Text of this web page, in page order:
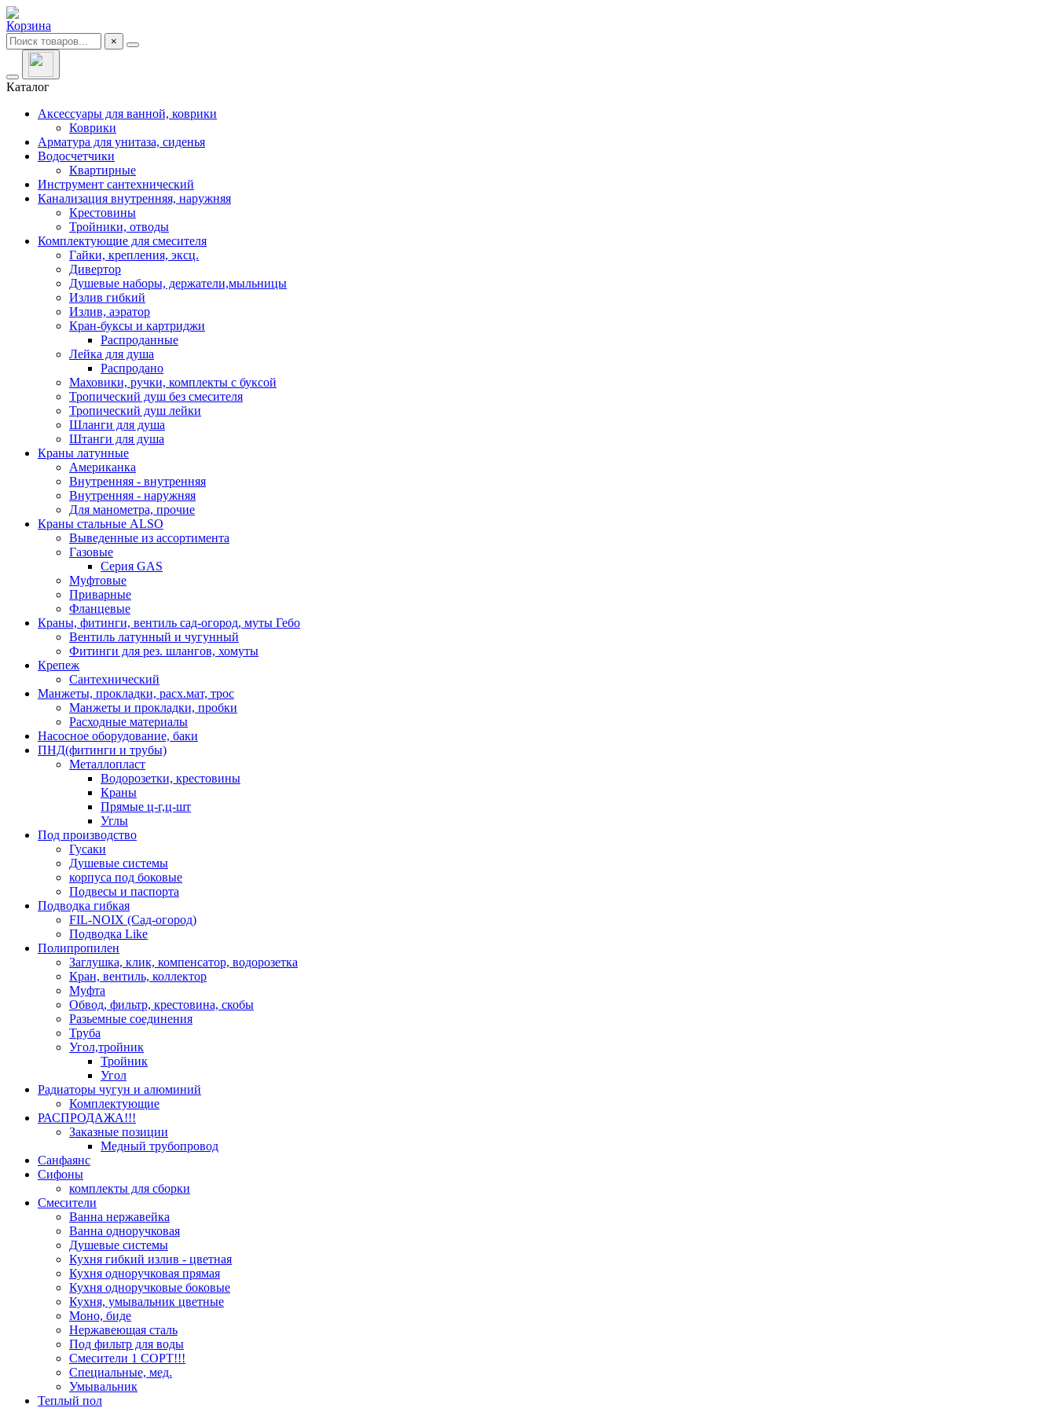
Корзина
×
Каталог
Аксессуары для ванной, коврики
Коврики
Арматура для унитаза, сиденья
Водосчетчики
Квартирные
Инструмент сантехнический
Канализация внутренняя, наружняя
Крестовины
Тройники, отводы
Комплектующие для смесителя
Гайки, крепления, эксц.
Дивертор
Душевые наборы, держатели,мыльницы
Излив гибкий
Излив, аэратор
Кран-буксы и картриджи
Распроданные
Лейка для душа
Распродано
Маховики, ручки, комплекты с буксой
Тропический душ без смесителя
Тропический душ лейки
Шланги для душа
Штанги для душа
Краны латунные
Американка
Внутренняя - внутренняя
Внутренняя - наружняя
Для манометра, прочие
Краны стальные ALSO
Выведенные из ассортимента
Газовые
Серия GAS
Муфтовые
Приварные
Фланцевые
Краны, фитинги, вентиль сад-огород, муты Гебо
Вентиль латунный и чугунный
Фитинги для рез. шлангов, хомуты
Крепеж
Сантехнический
Манжеты, прокладки, расх.мат, трос
Манжеты и прокладки, пробки
Расходные материалы
Насосное оборудование, баки
ПНД(фитинги и трубы)
Металлопласт
Водорозетки, крестовины
Краны
Прямые ц-г,ц-шт
Углы
Под производство
Гусаки
Душевые системы
корпуса под боковые
Подвесы и паспорта
Подводка гибкая
FIL-NOIX (Сад-огород)
Подводка Like
Полипропилен
Заглушка, клик, компенсатор, водорозетка
Кран, вентиль, коллектор
Муфта
Обвод, фильтр, крестовина, скобы
Разьемные соединения
Труба
Угол,тройник
Тройник
Угол
Радиаторы чугун и алюминий
Комплектующие
РАСПРОДАЖА!!!
Заказные позиции
Медный трубопровод
Санфаянс
Сифоны
комплекты для сборки
Смесители
Ванна нержавейка
Ванна одноручковая
Душевые системы
Кухня гибкий излив - цветная
Кухня одноручковая прямая
Кухня одноручковые боковые
Кухня, умывальник цветные
Моно, биде
Нержавеющая сталь
Под фильтр для воды
Смесители 1 СОРТ!!!
Специальные, мед.
Умывальник
Теплый пол